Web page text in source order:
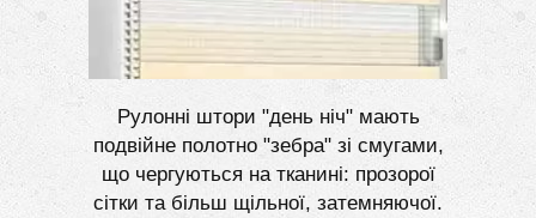
Рулонні штори "день ніч" мають
подвійне полотно "зебра" зі смугами,
що чергуються на тканині: прозорої
сітки та більш щільної, затемняючої.